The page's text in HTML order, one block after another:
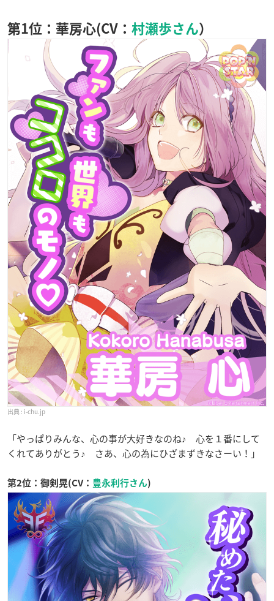
第1位：華房心(CV： 村瀬歩さん）
i-chu.jp
「やっぱりみんな、心の事が大好きなのね♪ 心を１番にして
くれてありがとう♪ さあ、心の為にひざまずきなさーい！」
第2位：御剣晃(CV： 豊永利行さん)